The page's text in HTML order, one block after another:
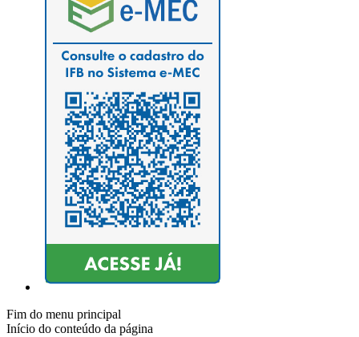
Fim do menu principal
Início do conteúdo da página